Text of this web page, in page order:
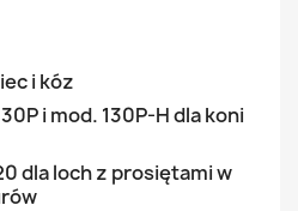
i kóz
i mod. 130P-H dla koni
dla loch z prosiętami w